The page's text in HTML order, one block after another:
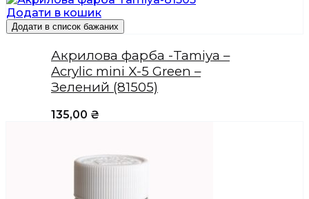
Додати в кошик
Додати в список бажаних
Акрилова фарба -Tamiya –
Acrylic mini X-5 Green –
Зелений (81505)
135,00 ₴